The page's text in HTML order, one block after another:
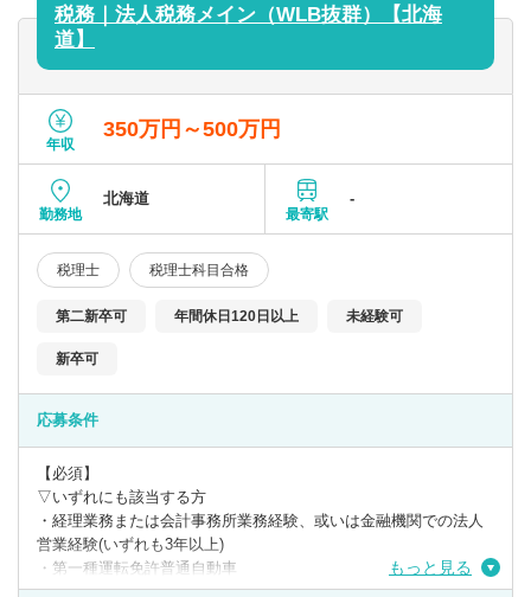
税務｜法人税務メイン（WLB抜群）【北海
道】
年収
350万円～500万円
勤務地
北海道
最寄駅
-
税理士 税理士科目合格
第二新卒可 年間休日120日以上 未経験可
新卒可
応募条件
【必須】
▽いずれにも該当する方
・経理業務または会計事務所業務経験、或いは金融機関での法人
営業経験(いずれも3年以上)
・第一種運転免許普通自動車
・日商簿記検定3級
もっと見る